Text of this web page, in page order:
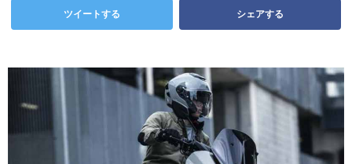
ツイートする シェアする